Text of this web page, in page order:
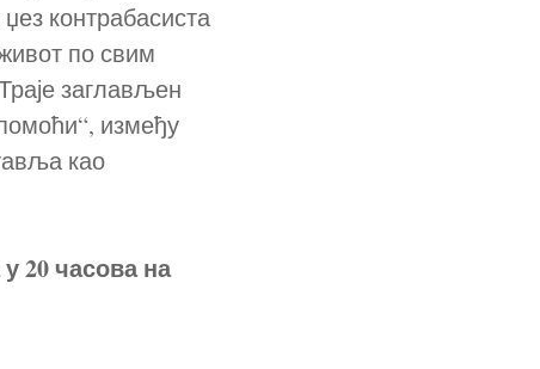
контрабасиста
по свим
заглављен
између
као
у 20 часова на